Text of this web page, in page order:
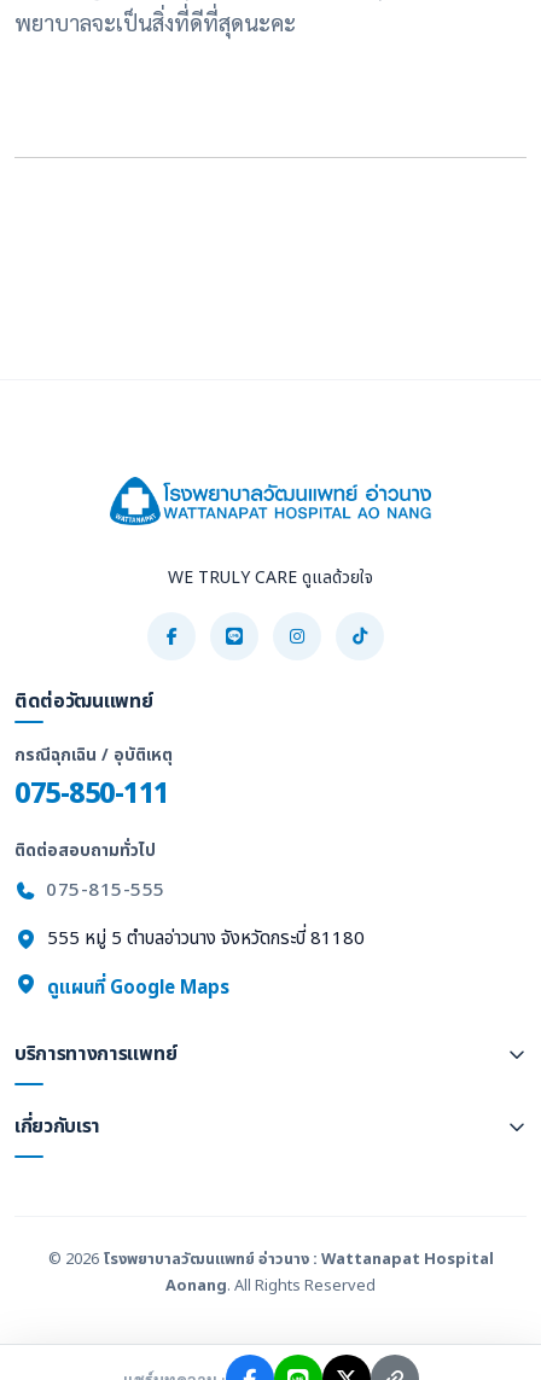
พยาบาลจะเป็นสิ่งที่ดีที่สุดนะคะ
WE TRULY CARE ดูแลด้วยใจ
ติดต่อวัฒนแพทย์
กรณีฉุกเฉิน / อุบัติเหตุ
075-850-111
ติดต่อสอบถามทั่วไป
075-815-555
555 หมู่ 5 ตำบลอ่าวนาง จังหวัดกระบี่ 81180
ดูแผนที่ Google Maps
บริการทางการแพทย์
เกี่ยวกับเรา
© 2026 โรงพยาบาลวัฒนแพทย์ อ่าวนาง : Wattanapat Hospital
Aonang. All Rights Reserved